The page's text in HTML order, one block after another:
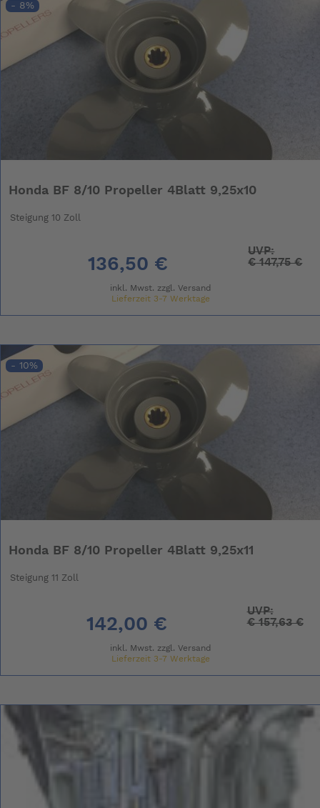
- 8%
Honda BF 8/10 Propeller 4Blatt 9,25x10
Steigung 10 Zoll
136,50 €
UVP:
€147,75 €
inkl. Mwst. zzgl. Versand
Lieferzeit 3-7 Werktage
- 10%
Honda BF 8/10 Propeller 4Blatt 9,25x11
Steigung 11 Zoll
142,00 €
UVP:
€157,63 €
inkl. Mwst. zzgl. Versand
Lieferzeit 3-7 Werktage